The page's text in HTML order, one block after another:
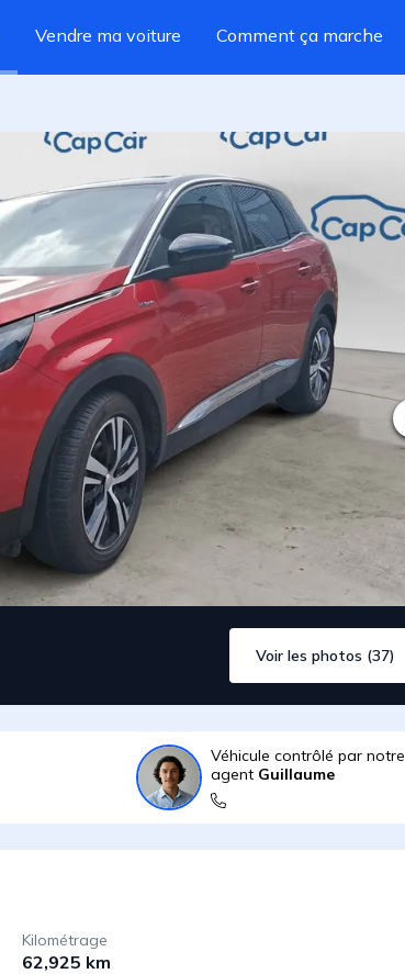
Vendre ma voiture Comment ça marche
Voir les photos (37)
Véhicule contrôlé par notre
agent Guillaume
Kilométrage
62,925 km